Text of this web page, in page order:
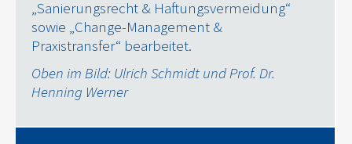
„Sanierungsrecht & Haftungsvermeidung“
sowie „Change-Management &
Praxistransfer“ bearbeitet.
Oben im Bild: Ulrich Schmidt und Prof. Dr.
Henning Werner